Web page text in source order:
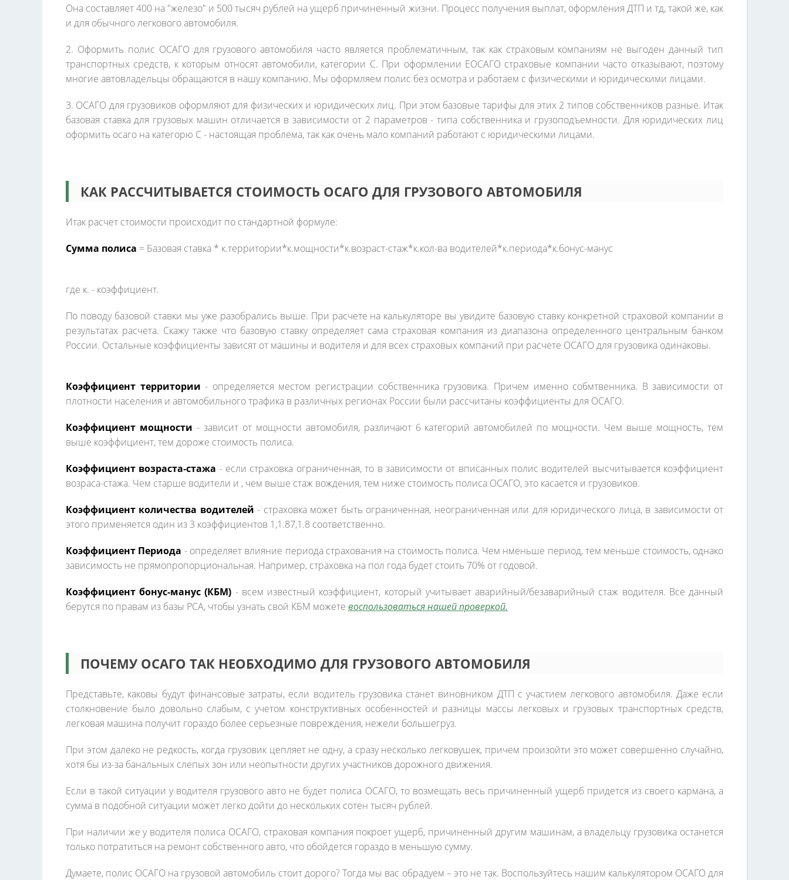
Она составляет 400 на "железо" и 500 тысяч рублей на ущерб причиненный жизни. Процесс получения выплат, оформления ДТП и тд, такой же, как
и для обычного легкового автомобиля.
2. Оформить полис ОСАГО для грузового автомобиля часто является проблематичным, так как страховым компаниям не выгоден данный тип
транспортных средств, к которым относят автомобили, категории C. При оформлении ЕОСАГО страховые компании часто отказывают, поэтому
многие автовладельцы обращаются в нашу компанию. Мы оформляем полис без осмотра и работаем с физическими и юридическими лицами.
3. ОСАГО для грузовиков оформляют для физических и юридических лиц. При этом базовые тарифы для этих 2 типов собственников разные. Итак
базовая ставка для грузовых машин отличается в зависимости от 2 параметров - типа собственника и грузоподъемности. Для юридических лиц
оформить осаго на категорю C - настоящая проблема, так как очень мало компаний работают с юридическими лицами.
КАК РАССЧИТЫВАЕТСЯ СТОИМОСТЬ ОСАГО ДЛЯ ГРУЗОВОГО АВТОМОБИЛЯ
Итак расчет стоимости происходит по стандартной формуле:
Сумма полиса = Базовая ставка * к.территории*к.мощности*к.возраст-стаж*к.кол-ва водителей*к.периода*к.бонус-манус
где к. - коэффициент.
По поводу базовой ставки мы уже разобрались выше. При расчете на калькуляторе вы увидите базовую ставку конкретной страховой компании в
результатах расчета. Скажу также что базовую ставку определяет сама страховая компания из диапазона определенного центральным банком
России. Остальные коэффициенты зависят от машины и водителя и для всех страховых компаний при расчете ОСАГО для грузовика одинаковы.
Коэффициент территории - определяется местом регистрации собственника грузовика. Причем именно собмтвенника. В зависимости от
плотности населения и автомобильного трафика в различных регионах России были рассчитаны коэффициенты для ОСАГО.
Коэффициент мощности - зависит от мощности автомобиля, различают 6 категорий автомобилей по мощности. Чем выше мощность, тем
выше коэффициент, тем дороже стоимость полиса.
Коэффициент возраста-стажа - если страховка ограниченная, то в зависимости от вписанных полис водителей высчитывается коэффициент
возраса-стажа. Чем старше водители и , чем выше стаж вождения, тем ниже стоимость полиса ОСАГО, это касается и грузовиков.
Коэффициент количества водителей - страховка может быть ограниченная, неограниченная или для юридического лица, в зависимости от
этого применяется один из 3 коэффициентов 1,1.87,1.8 соответственно.
Коэффициент Периода - определяет влияние периода страхования на стоимость полиса. Чем нменьше период, тем меньше стоимость, однако
зависимость не прямопропорциональная. Например, страховка на пол года будет стоить 70% от годовой.
Коэффициент бонус-манус (КБМ) - всем известный коэффициент, который учитывает аварийный/безаварийный стаж водителя. Все данный
берутся по правам из базы РСА, чтобы узнать свой КБМ можете воспользоваться нашей проверкой.
ПОЧЕМУ ОСАГО ТАК НЕОБХОДИМО ДЛЯ ГРУЗОВОГО АВТОМОБИЛЯ
Представьте, каковы будут финансовые затраты, если водитель грузовика станет виновником ДТП с участием легкового автомобиля. Даже если
столкновение было довольно слабым, с учетом конструктивных особенностей и разницы массы легковых и грузовых транспортных средств,
легковая машина получит гораздо более серьезные повреждения, нежели большегруз.
При этом далеко не редкость, когда грузовик цепляет не одну, а сразу несколько легковушек, причем произойти это может совершенно случайно,
хотя бы из-за банальных слепых зон или неопытности других участников дорожного движения.
Если в такой ситуации у водителя грузового авто не будет полиса ОСАГО, то возмещать весь причиненный ущерб придется из своего кармана, а
сумма в подобной ситуации может легко дойти до нескольких сотен тысяч рублей.
При наличии же у водителя полиса ОСАГО, страховая компания покроет ущерб, причиненный другим машинам, а владельцу грузовика останется
только потратиться на ремонт собственного авто, что обойдется гораздо в меньшую сумму.
Думаете, полис ОСАГО на грузовой автомобиль стоит дорого? Тогда мы вас обрадуем – это не так. Воспользуйтесь нашим калькулятором ОСАГО для